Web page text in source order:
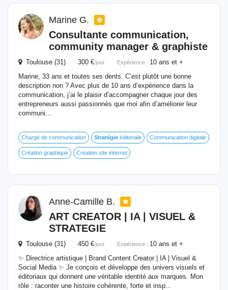
Marine G.
Consultante communication,
community manager & graphiste
Toulouse (31) 300 €/jour Expérience : 10 ans et +
Marine, 33 ans et toutes ses dents. C’est plutôt une bonne
description non ? Avec plus de 10 ans d’expérience dans la
communication, j’ai le plaisir d’accompagner chaque jour des
entrepreneurs aussi passionnés que moi afin d’améliorer leur
communi...
Chargé de communication Stratégie éditoriale Communication digitale
Création graphique Création site internet
Anne-Camille B.
ART CREATOR | IA | VISUEL &
STRATEGIE
Toulouse (31) 450 €/jour Expérience : 10 ans et +
✨ Directrice artistique | Brand Content Creator | IA | Visuel &
Social Media ✨ Je conçois et développe des univers visuels et
éditoriaux qui donnent une véritable identité aux marques. Mon
rôle : raconter une histoire cohérente, forte et insp...